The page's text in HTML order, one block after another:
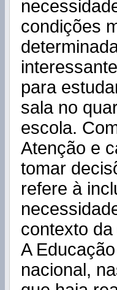
condições
para
sala no
escola.
Atenção e
tomar
refere à
contexto
A
nacional,